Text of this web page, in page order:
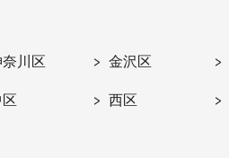
川区 金沢区
西区